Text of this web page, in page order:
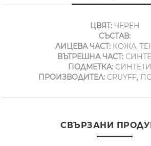
ЦВЯТ:ЧЕРЕН
СЪСТАВ:
ЛИЦЕВА ЧАСТ: КОЖА,
ВЪТРЕШНА ЧАСТ:
ПОДМЕТКА:
ПРОИЗВОДИТЕЛ:CRUYFF,
СВЪРЗАНИ